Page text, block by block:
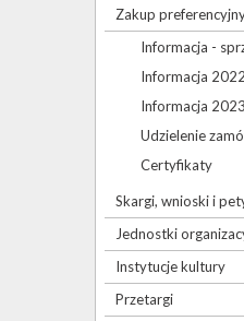
Zakup
Informacja -
Informacja 2022
Informacja 2023
Udzielenie
Certyfikaty
Skargi, wnioski i
Jednostki
Instytucje kultury
Przetargi